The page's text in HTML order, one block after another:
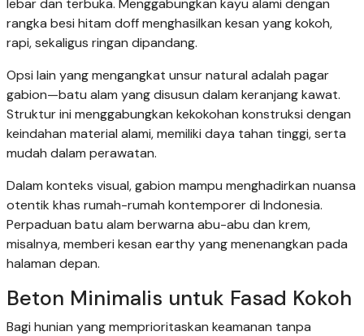
rangka besi hitam doff menghasilkan kesan yang kokoh,
rapi, sekaligus ringan dipandang.
Opsi lain yang mengangkat unsur natural adalah pagar
gabion—batu alam yang disusun dalam keranjang kawat.
Struktur ini menggabungkan kekokohan konstruksi dengan
keindahan material alami, memiliki daya tahan tinggi, serta
mudah dalam perawatan.
Dalam konteks visual, gabion mampu menghadirkan nuansa
otentik khas rumah-rumah kontemporer di Indonesia.
Perpaduan batu alam berwarna abu-abu dan krem,
misalnya, memberi kesan earthy yang menenangkan pada
halaman depan.
Beton Minimalis untuk Fasad Kokoh
Bagi hunian yang memprioritaskan keamanan tanpa